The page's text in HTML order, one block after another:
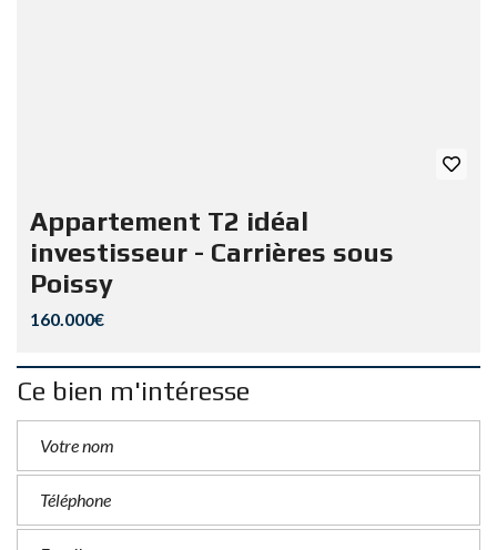
Appartement T2 idéal
investisseur - Carrières sous
Poissy
160.000€
Ce bien m'intéresse